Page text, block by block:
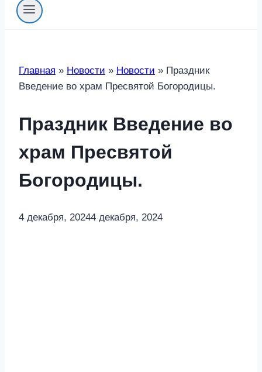
Главная » Новости » Новости » Праздник
Введение во храм Пресвятой Богородицы.
Праздник Введение во
храм Пресвятой
Богородицы.
4 декабря, 20244 декабря, 2024